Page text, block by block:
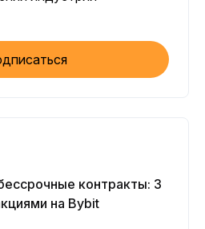
контракты: 3
на Bybit